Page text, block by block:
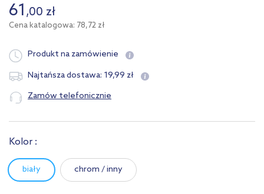
61 ,00 zł
Cena katalogowa: 78,72 zł
Produkt na zamówienie
Najtańsza dostawa: 19,99 zł
Zamów telefonicznie
Kolor :
biały chrom / inny